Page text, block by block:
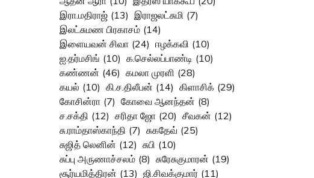
இரா.மதிராஜ் (13) இராஜலட்சுமி (7)
இலட்சுமண பிரகாசம் (14)
இளையவன் சிவா (24) ஈழக்கவி (10)
ஐ.தர்மசிங் (10) க.செல்லப்பாண்டி (10)
கண்ணன் (46) கமலா முரளி (28)
கயல் (10) கி.ச.திலீபன் (14) கிளாசிக் (29)
கோசின்ரா (7) கோவை ஆனந்தன் (8)
ச.சக்தி (12) சரிதா ஜோ (20) சீவகன் (12)
சு.ராம்தாஸ்காந்தி (7) சுகதேவ் (25)
சுஜித் லெனின் (12) சுபி (10)
சுப்பு அருணாச்சலம் (8) சுரேசுகுமாரன் (19)
சூர்யமித்திரன் (13) ஜி.சிவக்குமார் (11)